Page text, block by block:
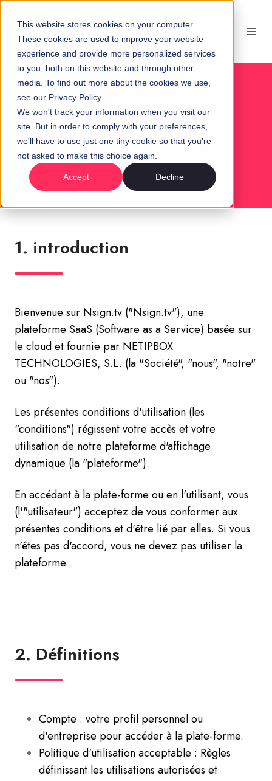
This website stores cookies on your computer.
These cookies are used to improve your website
experience and provide more personalized services
to you, both on this website and through other
media. To find out more about the cookies we use,
see our Privacy Policy.
We won't track your information when you visit our
site. But in order to comply with your preferences,
we'll have to use just one tiny cookie so that you're
not asked to make this choice again.
Accept Decline
FR
Juridique
Dernière mise à jour : 16 avril 2026
1. introduction
Bienvenue sur Nsign.tv ("Nsign.tv"), une
plateforme SaaS (Software as a Service) basée sur
le cloud et fournie par NETIPBOX
TECHNOLOGIES, S.L. (la "Société", "nous", "notre"
ou "nos").
Les présentes conditions d'utilisation (les
"conditions") régissent votre accès et votre
utilisation de notre plateforme d'affichage
dynamique (la "plateforme").
En accédant à la plate-forme ou en l'utilisant, vous
(l'"utilisateur") acceptez de vous conformer aux
présentes conditions et d'être lié par elles. Si vous
n'êtes pas d'accord, vous ne devez pas utiliser la
plateforme.
2. Définitions
Compte : votre profil personnel ou
d'entreprise pour accéder à la plate-forme.
Politique d'utilisation acceptable : Règles
définissant les utilisations autorisées et